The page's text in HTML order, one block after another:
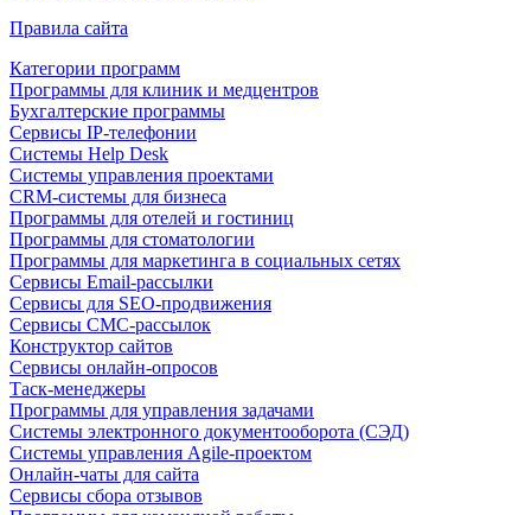
Правила сайта
Категории программ
Программы для клиник и медцентров
Бухгалтерские программы
Сервисы IP-телефонии
Системы Help Desk
Системы управления проектами
CRM-системы для бизнеса
Программы для отелей и гостиниц
Программы для стоматологии
Программы для маркетинга в социальных сетях
Сервисы Email-рассылки
Сервисы для SEO-продвижения
Сервисы СМС-рассылок
Конструктор сайтов
Сервисы онлайн-опросов
Таск-менеджеры
Программы для управления задачами
Системы электронного документооборота (СЭД)
Системы управления Agile-проектом
Онлайн-чаты для сайта
Сервисы сбора отзывов